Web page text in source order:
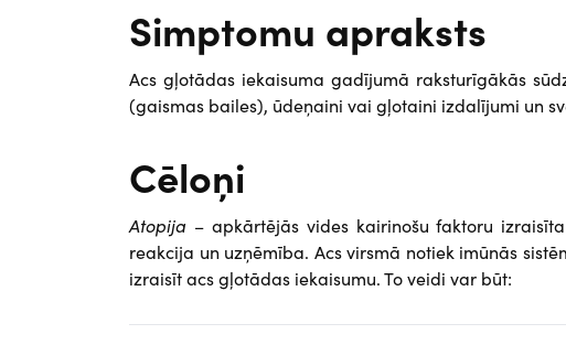
Simptomu apraksts
Acs gļotādas iekaisuma gadījumā raksturīgākās
(gaismas bailes), ūdeņaini vai gļotaini izdalījumi un
Cēloņi
Atopija – apkārtējās vides kairinošu faktoru
reakcija un uzņēmība. Acs virsmā notiek imūnās
izraisīt acs gļotādas iekaisumu. To veidi var būt: